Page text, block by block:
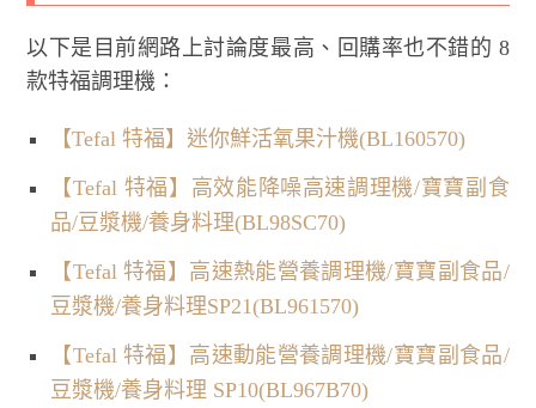
以下是目前網路上討論度最高、回購率也不錯的 8
款特福調理機：
【Tefal 特福】迷你鮮活氧果汁機(BL160570)
【Tefal 特福】高效能降噪高速調理機/寶寶副食
品/豆漿機/養身料理(BL98SC70)
【Tefal 特福】高速熱能營養調理機/寶寶副食品/
豆漿機/養身料理SP21(BL961570)
【Tefal 特福】高速動能營養調理機/寶寶副食品/
豆漿機/養身料理 SP10(BL967B70)